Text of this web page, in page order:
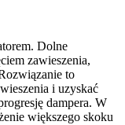
Dolne
zawieszenia,
to
i uzyskać
dampera. W
większego skoku